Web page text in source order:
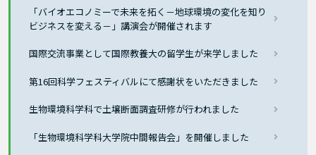
「バイオエコノミーで未来を拓く－地球環境の変化を知り
ビジネスを変える－」講演会が開催されます
国際交流事業として国際教養大の留学生が来学しました
第16回科学フェスティバルにて感謝状をいただきました
生物環境科学科で土壌断面調査研修が行われました
「生物環境科学科大学院中間報告会」を開催しました